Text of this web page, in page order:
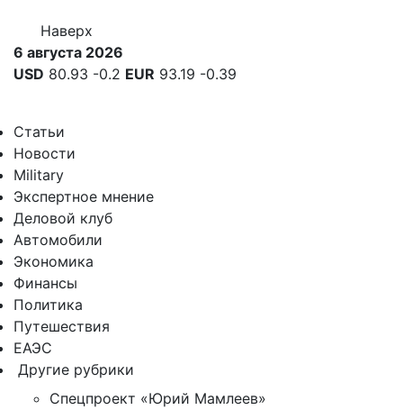
Наверх
6 августа 2026
USD 80.93 -0.2 EUR 93.19 -0.39
Статьи
Новости
Military
Экспертное мнение
Деловой клуб
Автомобили
Экономика
Финансы
Политика
Путешествия
ЕАЭС
Другие рубрики
Спецпроект «Юрий Мамлеев»